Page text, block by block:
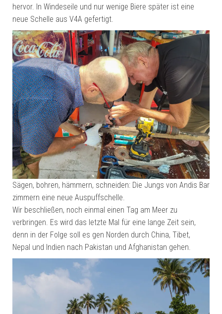
hervor. In Windeseile und nur wenige Biere später ist eine
neue Schelle aus V4A gefertigt.
Sägen, bohren, hämmern, schneiden: Die Jungs von Andis Bar
zimmern eine neue Auspuffschelle.
Wir beschließen, noch einmal einen Tag am Meer zu
verbringen. Es wird das letzte Mal für eine lange Zeit sein,
denn in der Folge soll es gen Norden durch China, Tibet,
Nepal und Indien nach Pakistan und Afghanistan gehen.